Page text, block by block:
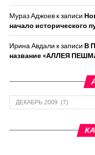
Мураз Аджоевк записи
начало исторического
Ирина Авдали к записи В
название «АЛЛЕЯ
Архивы